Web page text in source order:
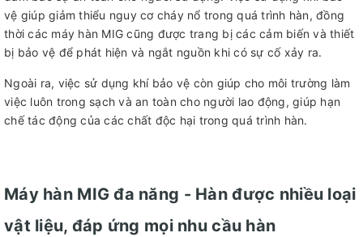
vệ giúp giảm thiểu nguy cơ cháy nổ trong quá trình hàn, đồng
thời các máy hàn MIG cũng được trang bị các cảm biến và thiết
bị bảo vệ để phát hiện và ngắt nguồn khi có sự cố xảy ra.
Ngoài ra, việc sử dụng khí bảo vệ còn giúp cho môi trường làm
việc luôn trong sạch và an toàn cho người lao động, giúp hạn
chế tác động của các chất độc hại trong quá trình hàn.
Máy hàn MIG đa năng - Hàn được nhiều loại
vật liệu, đáp ứng mọi nhu cầu hàn